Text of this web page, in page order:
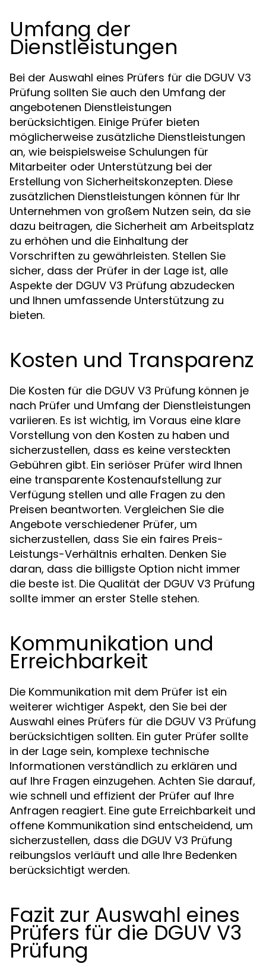
Umfang der
Dienstleistungen
Bei der Auswahl eines Prüfers für die DGUV V3
Prüfung sollten Sie auch den Umfang der
angebotenen Dienstleistungen
berücksichtigen. Einige Prüfer bieten
möglicherweise zusätzliche Dienstleistungen
an, wie beispielsweise Schulungen für
Mitarbeiter oder Unterstützung bei der
Erstellung von Sicherheitskonzepten. Diese
zusätzlichen Dienstleistungen können für Ihr
Unternehmen von großem Nutzen sein, da sie
dazu beitragen, die Sicherheit am Arbeitsplatz
zu erhöhen und die Einhaltung der
Vorschriften zu gewährleisten. Stellen Sie
sicher, dass der Prüfer in der Lage ist, alle
Aspekte der DGUV V3 Prüfung abzudecken
und Ihnen umfassende Unterstützung zu
bieten.
Kosten und Transparenz
Die Kosten für die DGUV V3 Prüfung können je
nach Prüfer und Umfang der Dienstleistungen
variieren. Es ist wichtig, im Voraus eine klare
Vorstellung von den Kosten zu haben und
sicherzustellen, dass es keine versteckten
Gebühren gibt. Ein seriöser Prüfer wird Ihnen
eine transparente Kostenaufstellung zur
Verfügung stellen und alle Fragen zu den
Preisen beantworten. Vergleichen Sie die
Angebote verschiedener Prüfer, um
sicherzustellen, dass Sie ein faires Preis-
Leistungs-Verhältnis erhalten. Denken Sie
daran, dass die billigste Option nicht immer
die beste ist. Die Qualität der DGUV V3 Prüfung
sollte immer an erster Stelle stehen.
Kommunikation und
Erreichbarkeit
Die Kommunikation mit dem Prüfer ist ein
weiterer wichtiger Aspekt, den Sie bei der
Auswahl eines Prüfers für die DGUV V3 Prüfung
berücksichtigen sollten. Ein guter Prüfer sollte
in der Lage sein, komplexe technische
Informationen verständlich zu erklären und
auf Ihre Fragen einzugehen. Achten Sie darauf,
wie schnell und effizient der Prüfer auf Ihre
Anfragen reagiert. Eine gute Erreichbarkeit und
offene Kommunikation sind entscheidend, um
sicherzustellen, dass die DGUV V3 Prüfung
reibungslos verläuft und alle Ihre Bedenken
berücksichtigt werden.
Fazit zur Auswahl eines
Prüfers für die DGUV V3
Prüfung